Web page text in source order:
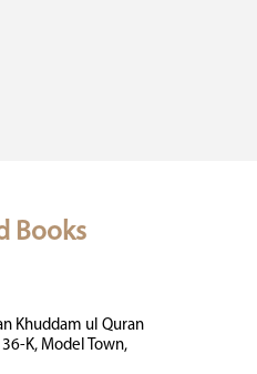
Books
Khuddam ul Quran
K, Model Town,